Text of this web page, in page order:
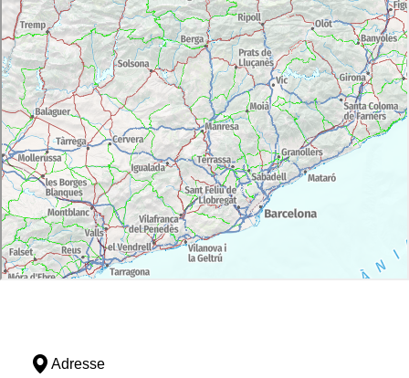
Adresse